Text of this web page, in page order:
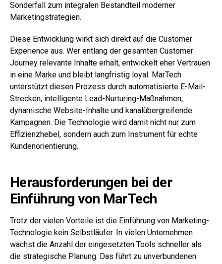
Sonderfall zum integralen Bestandteil moderner
Marketingstrategien.
Diese Entwicklung wirkt sich direkt auf die Customer
Experience aus. Wer entlang der gesamten Customer
Journey relevante Inhalte erhält, entwickelt eher Vertrauen
in eine Marke und bleibt langfristig loyal. MarTech
unterstützt diesen Prozess durch automatisierte E-Mail-
Strecken, intelligente Lead-Nurturing-Maßnahmen,
dynamische Website-Inhalte und kanalübergreifende
Kampagnen. Die Technologie wird damit nicht nur zum
Effizienzhebel, sondern auch zum Instrument für echte
Kundenorientierung.
Herausforderungen bei der
Einführung von MarTech
Trotz der vielen Vorteile ist die Einführung von Marketing-
Technologie kein Selbstläufer. In vielen Unternehmen
wächst die Anzahl der eingesetzten Tools schneller als
die strategische Planung. Das führt zu unverbundenen